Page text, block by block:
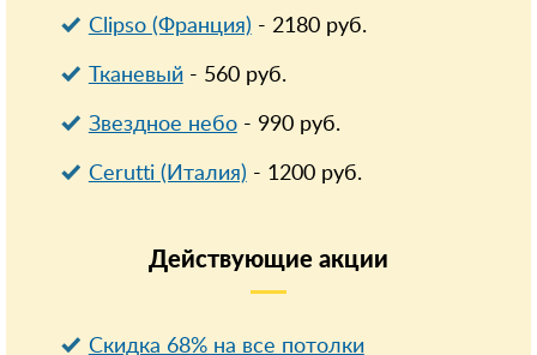
Clipso (Франция) - 2180руб.
Тканевый- 560руб.
Звездное небо- 990руб.
Cerutti (Италия) - 1200руб.
Действующие акции
Скидка 68% на все потолки